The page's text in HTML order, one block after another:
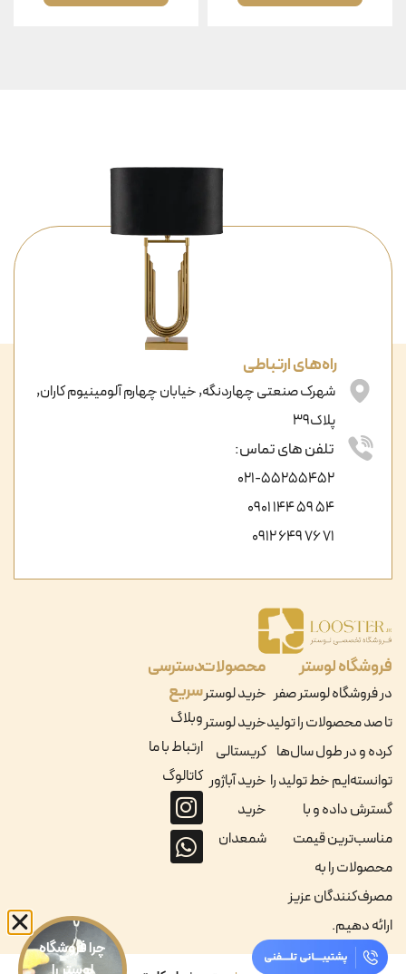
فروشگاه لوستر
در فروشگاه لوستر صفر
تا صد محصولات را تولید
کرده و در طول سال‌ها
توانسته‌ایم خط تولید را
گسترش داده و با
مناسب‌ترین قیمت
محصولات را به
مصرف‌کنندگان عزیز
ارائه دهیم.
محصولات
خرید لوستر
خرید لوستر
کریستالی
خرید آباژور
خرید
شمعدان
دسترسی
سریع
وبلاگ
ارتباط با ما
کاتالوگ
راه‌های ارتباطی
شهرک صنعتی چهاردنگه, خیابان چهارم آلومینیوم کاران,
پلاک39
تلفن های تماس:
021-55255452
54 59 144 0901
71 76 649 0912
چرا فروشگاه